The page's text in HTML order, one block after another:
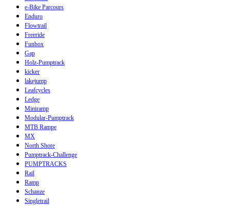
e-Bike Parcours
Enduro
Flowtrail
Freeride
Funbox
Gap
Holz-Pumptrack
kicker
lakejump
Leafcycles
Ledge
Miniramp
Modular-Pumptrack
MTB Rampe
MX
North Shore
Pumptrack-Challenge
PUMPTRACKS
Rail
Ramp
Schanze
Singletrail